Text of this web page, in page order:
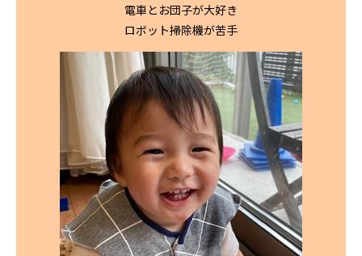
電車とお団子が大好き
ロボット掃除機が苦手